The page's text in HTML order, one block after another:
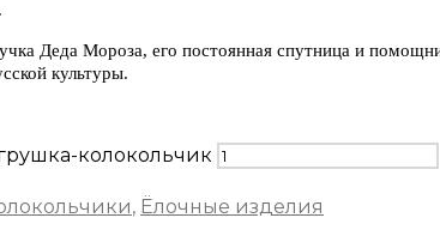
Деда Мороза, его постоянная спутница и
культуры.
колокольчик
, Ёлочные изделия